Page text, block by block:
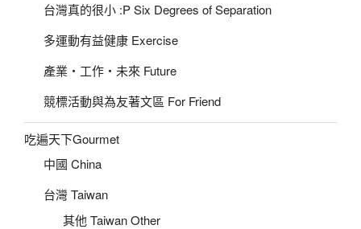
台灣真的很小 :P Six Degrees of Separation
多運動有益健康 Exercise
產業‧工作‧未來 Future
競標活動與為友著文區 For Friend
吃遍天下Gourmet
中國 China
台灣 Taiwan
其他 Taiwan Other